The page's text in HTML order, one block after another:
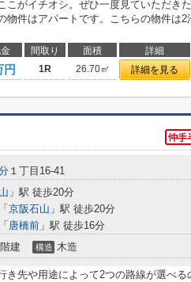
こがイチオシ。ぜひ一度見ていただき
物件はアパートです。こちらの物件は2
間取り 面積 詳細
円 1R 26.70㎡ 詳細を見る
１丁目16-41
」駅 徒歩20分
「 京阪石山 」駅 徒歩20分
「 唐橋前 」駅 徒歩16分
建 構造 木造
き先や用途によって2つの路線が選べる